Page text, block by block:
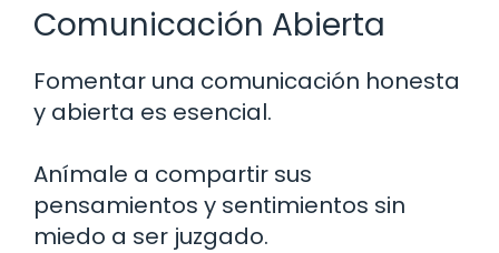
Comunicación Abierta
Fomentar una comunicación honesta
y abierta es esencial.
Anímale a compartir sus
pensamientos y sentimientos sin
miedo a ser juzgado.